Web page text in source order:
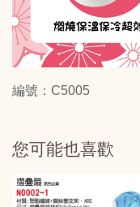
編號：C5005
您可能也喜歡